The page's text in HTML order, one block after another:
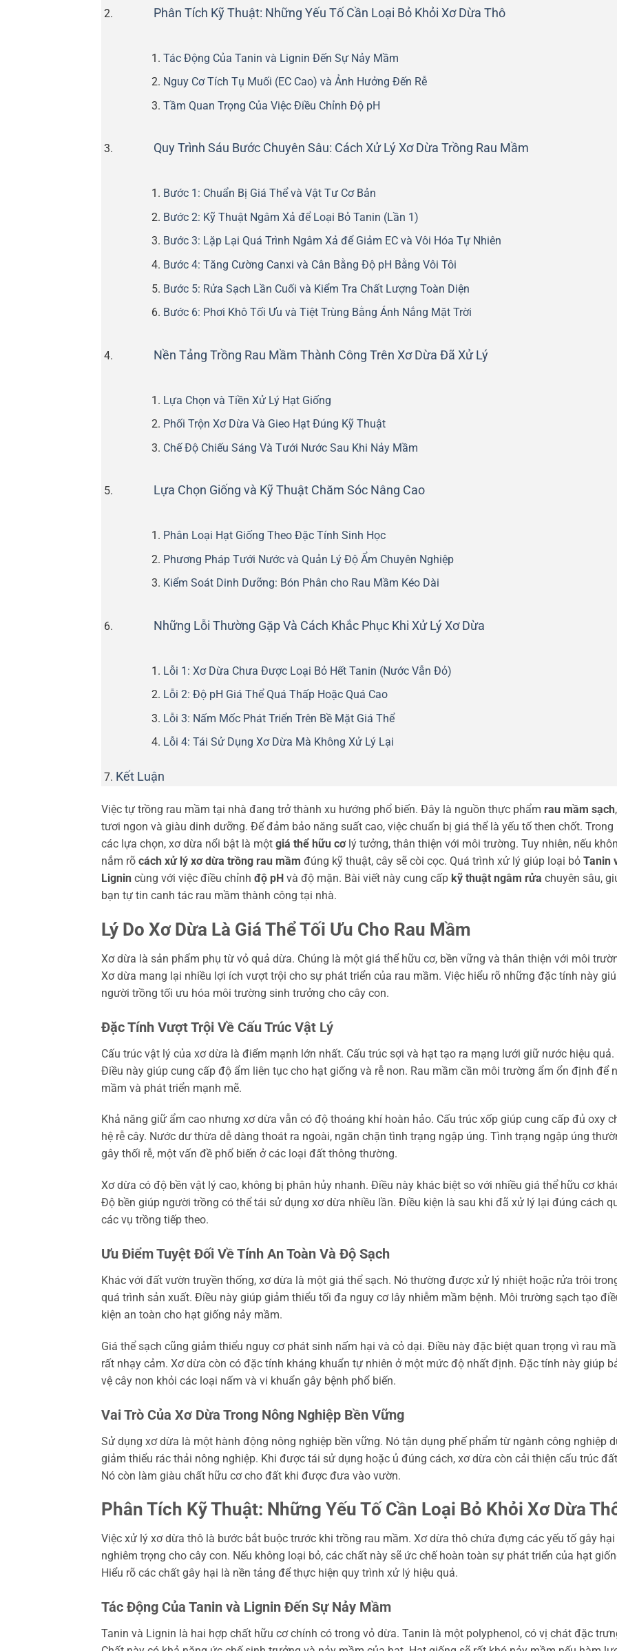
Phân Tích Kỹ Thuật: Những Yếu Tố Cần Loại Bỏ Khỏi Xơ Dừa Thô
Tác Động Của Tanin và Lignin Đến Sự Nảy Mầm
Nguy Cơ Tích Tụ Muối (EC Cao) và Ảnh Hưởng Đến Rễ
Tầm Quan Trọng Của Việc Điều Chỉnh Độ pH
Quy Trình Sáu Bước Chuyên Sâu: Cách Xử Lý Xơ Dừa Trồng Rau Mầm
Bước 1: Chuẩn Bị Giá Thể và Vật Tư Cơ Bản
Bước 2: Kỹ Thuật Ngâm Xả để Loại Bỏ Tanin (Lần 1)
Bước 3: Lặp Lại Quá Trình Ngâm Xả để Giảm EC và Vôi Hóa Tự Nhiên
Bước 4: Tăng Cường Canxi và Cân Bằng Độ pH Bằng Vôi Tôi
Bước 5: Rửa Sạch Lần Cuối và Kiểm Tra Chất Lượng Toàn Diện
Bước 6: Phơi Khô Tối Ưu và Tiệt Trùng Bằng Ánh Nắng Mặt Trời
Nền Tảng Trồng Rau Mầm Thành Công Trên Xơ Dừa Đã Xử Lý
Lựa Chọn và Tiền Xử Lý Hạt Giống
Phối Trộn Xơ Dừa Và Gieo Hạt Đúng Kỹ Thuật
Chế Độ Chiếu Sáng Và Tưới Nước Sau Khi Nảy Mầm
Lựa Chọn Giống và Kỹ Thuật Chăm Sóc Nâng Cao
Phân Loại Hạt Giống Theo Đặc Tính Sinh Học
Phương Pháp Tưới Nước và Quản Lý Độ Ẩm Chuyên Nghiệp
Kiểm Soát Dinh Dưỡng: Bón Phân cho Rau Mầm Kéo Dài
Những Lỗi Thường Gặp Và Cách Khắc Phục Khi Xử Lý Xơ Dừa
Lỗi 1: Xơ Dừa Chưa Được Loại Bỏ Hết Tanin (Nước Vẫn Đỏ)
Lỗi 2: Độ pH Giá Thể Quá Thấp Hoặc Quá Cao
Lỗi 3: Nấm Mốc Phát Triển Trên Bề Mặt Giá Thể
Lỗi 4: Tái Sử Dụng Xơ Dừa Mà Không Xử Lý Lại
Kết Luận
Việc tự trồng rau mầm tại nhà đang trở thành xu hướng phổ biến. Đây là nguồn thực phẩm rau mầm sạch,
tươi ngon và giàu dinh dưỡng. Để đảm bảo năng suất cao, việc chuẩn bị giá thể là yếu tố then chốt. Trong
các lựa chọn, xơ dừa nổi bật là một giá thể hữu cơlý tưởng, thân thiện với môi trường. Tuy nhiên, nếu
nắm rõ cách xử lý xơ dừa trồng rau mầm đúng kỹ thuật, cây sẽ còi cọc. Quá trình xử lý giúp loại bỏ Tanin
Lignin cùng với việc điều chỉnh độ pH và độ mặn. Bài viết này cung cấp kỹ thuật ngâm rửa chuyên sâu,
bạn tự tin canh tác rau mầm thành công tại nhà.
Lý Do Xơ Dừa Là Giá Thể Tối Ưu Cho Rau Mầm
Xơ dừa là sản phẩm phụ từ vỏ quả dừa. Chúng là một giá thể hữu cơ, bền vững và thân thiện với môi
Xơ dừa mang lại nhiều lợi ích vượt trội cho sự phát triển của rau mầm. Việc hiểu rõ những đặc tính này
người trồng tối ưu hóa môi trường sinh trưởng cho cây con.
Đặc Tính Vượt Trội Về Cấu Trúc Vật Lý
Cấu trúc vật lý của xơ dừa là điểm mạnh lớn nhất. Cấu trúc sợi và hạt tạo ra mạng lưới giữ nước hiệu quả.
Điều này giúp cung cấp độ ẩm liên tục cho hạt giống và rễ non. Rau mầm cần môi trường ẩm ổn định để
mầm và phát triển mạnh mẽ.
Khả năng giữ ẩm cao nhưng xơ dừa vẫn có độ thoáng khí hoàn hảo. Cấu trúc xốp giúp cung cấp đủ oxy
hệ rễ cây. Nước dư thừa dễ dàng thoát ra ngoài, ngăn chặn tình trạng ngập úng. Tình trạng ngập úng
gây thối rễ, một vấn đề phổ biến ở các loại đất thông thường.
Xơ dừa có độ bền vật lý cao, không bị phân hủy nhanh. Điều này khác biệt so với nhiều giá thể hữu cơ
Độ bền giúp người trồng có thể tái sử dụng xơ dừa nhiều lần. Điều kiện là sau khi đã xử lý lại đúng cách
các vụ trồng tiếp theo.
Ưu Điểm Tuyệt Đối Về Tính An Toàn Và Độ Sạch
Khác với đất vườn truyền thống, xơ dừa là một giá thể sạch. Nó thường được xử lý nhiệt hoặc rửa trôi
quá trình sản xuất. Điều này giúp giảm thiểu tối đa nguy cơ lây nhiễm mầm bệnh. Môi trường sạch tạo
kiện an toàn cho hạt giống nảy mầm.
Giá thể sạch cũng giảm thiểu nguy cơ phát sinh nấm hại và cỏ dại. Điều này đặc biệt quan trọng vì rau
rất nhạy cảm. Xơ dừa còn có đặc tính kháng khuẩn tự nhiên ở một mức độ nhất định. Đặc tính này giúp
vệ cây non khỏi các loại nấm và vi khuẩn gây bệnh phổ biến.
Vai Trò Của Xơ Dừa Trong Nông Nghiệp Bền Vững
Sử dụng xơ dừa là một hành động nông nghiệp bền vững. Nó tận dụng phế phẩm từ ngành công nghiệp
giảm thiểu rác thải nông nghiệp. Khi được tái sử dụng hoặc ủ đúng cách, xơ dừa còn cải thiện cấu trúc
Nó còn làm giàu chất hữu cơ cho đất khi được đưa vào vườn.
Phân Tích Kỹ Thuật: Những Yếu Tố Cần Loại Bỏ Khỏi Xơ Dừa
Việc xử lý xơ dừa thô là bước bắt buộc trước khi trồng rau mầm. Xơ dừa thô chứa đựng các yếu tố gây hại
nghiêm trọng cho cây con. Nếu không loại bỏ, các chất này sẽ ức chế hoàn toàn sự phát triển của hạt
Hiểu rõ các chất gây hại là nền tảng để thực hiện quy trình xử lý hiệu quả.
Tác Động Của Tanin và Lignin Đến Sự Nảy Mầm
Tanin và Lignin là hai hợp chất hữu cơ chính có trong vỏ dừa. Tanin là một polyphenol, có vị chát đặc